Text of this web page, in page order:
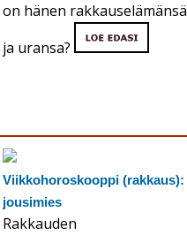
on hänen rakkauselämänsä
ja uransa?
Viikkohoroskooppi (rakkaus):
jousimies
Rakkauden